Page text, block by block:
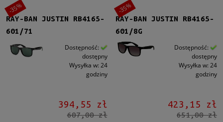
Lustro
Tak(11)
Możliwość montażu soczewek z korekcją
Tak(25)
RAY-BAN JUSTIN RB4165-
601/71
Dostępność:
dostępny
Wysyłka w: 24
godziny
394,55 zł
607,00 zł
-35%
RAY-BAN JUSTIN RB4165-
601/8G
Dostępność:
dostępny
Wysyłka w: 24
godziny
423,15 zł
651,00 zł
-35%